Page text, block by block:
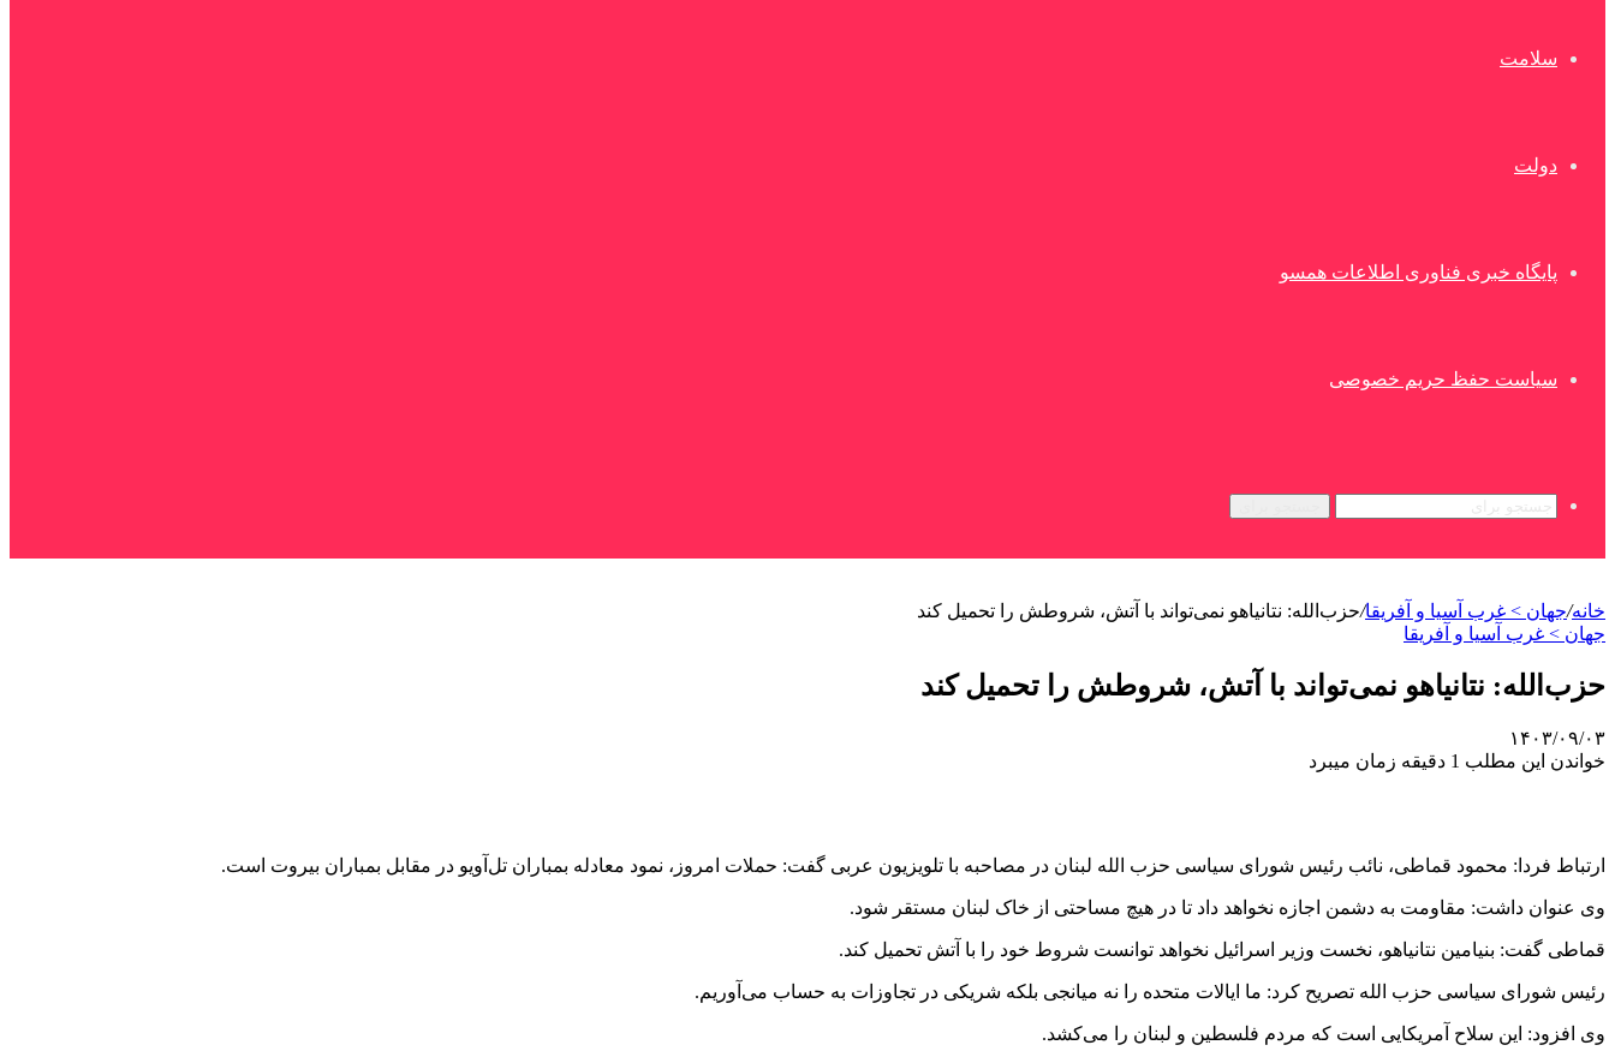
سلامت
دولت
پایگاه خبری فناوری اطلاعات همسو
سیاست حفظ حریم خصوصی
خانه/جهان > غرب آسیا و آفریقا/حزب‌الله: نتانیاهو نمی‌تواند با آتش، شروطش را تحمیل کند
جهان > غرب آسیا و آفریقا
حزب‌الله: نتانیاهو نمی‌تواند با آتش، شروطش را تحمیل کند
۱۴۰۳/۰۹/۰۳
خواندن این مطلب 1 دقیقه زمان میبرد
ارتباط فردا: محمود قماطی، نائب رئیس شورای سیاسی حزب الله لبنان در مصاحبه با تلویزیون عربی گفت: حملات امروز، نمود معادله بمباران تل‌آویو در مقابل بمباران بیروت است.
وی عنوان داشت: مقاومت به دشمن اجازه نخواهد داد تا در هیچ مساحتی از خاک لبنان مستقر شود.
قماطی گفت: بنیامین نتانیاهو، نخست وزیر اسرائیل نخواهد توانست شروط خود را با آتش تحمیل کند.
رئیس شورای سیاسی حزب الله تصریح کرد: ما ایالات متحده را نه میانجی بلکه شریکی در تجاوزات به حساب می‌آوریم.
وی افزود: این سلاح آمریکایی است که مردم فلسطین و لبنان را می‌کشد.